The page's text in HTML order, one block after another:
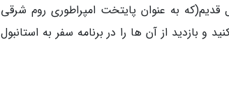
به عنوان پایتخت امپراطوری روم شرقی
بازدید از آن ها را در برنامه سفر به استانبول